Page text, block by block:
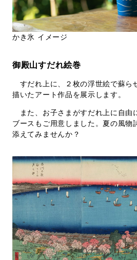
かき氷 イメージ
御殿山すだれ絵巻
すだれ上に、２枚の浮世絵で蘇ら
描いたアート作品を展示します。
また、お子さまがすだれ上に自由
ブースもご用意しました。夏の風物
添えてみませんか？